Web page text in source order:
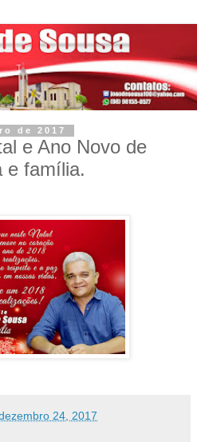
de 2017
e Ano Novo de
e família.
24, 2017